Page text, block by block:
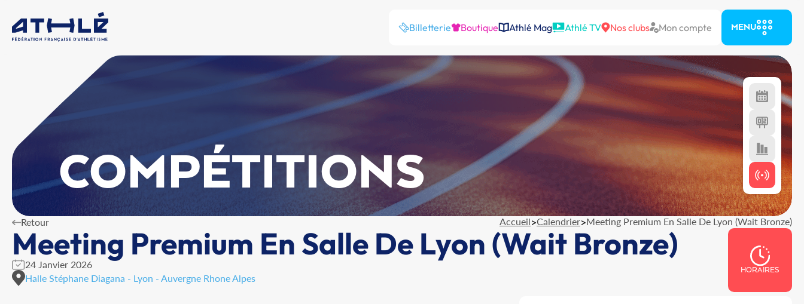
Billetterie Boutique Athlé Mag Athlé TV Nos clubs Mon compte MENU
COMPÉTITIONS
Retour Accueil>Calendrier>Meeting Premium En Salle De Lyon (Wait Bronze)
Meeting Premium En Salle De Lyon (Wait Bronze)
24 Janvier 2026
Halle Stéphane Diagana - Lyon - Auvergne Rhone Alpes
HORAIRES